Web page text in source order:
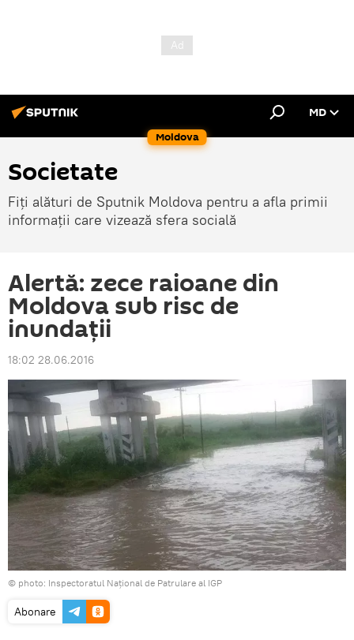
Moldova
MD
Societate
Fiți alături de Sputnik Moldova pentru a afla primii
informații care vizează sfera socială
Alertă: zece raioane din
Moldova sub risc de
inundaţii
18:02 28.06.2016
© photo: Inspectoratul Național de Patrulare al IGP
Abonare